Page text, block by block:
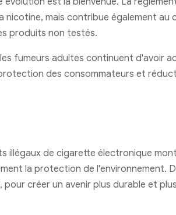
nicotine, mais contribue également
produits non testés.
fumeurs adultes continuent d'avoir
des consommateurs et
illégaux de cigarette électronique
la protection de l'environnement.
créer un avenir plus durable et